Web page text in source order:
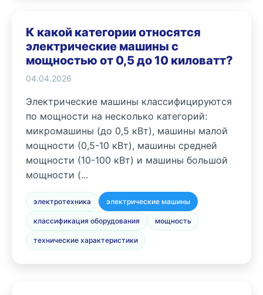
К какой категории относятся
электрические машины с
мощностью от 0,5 до 10 киловатт?
04.04.2026
Электрические машины классифицируются
по мощности на несколько категорий:
микромашины (до 0,5 кВт), машины малой
мощности (0,5-10 кВт), машины средней
мощности (10-100 кВт) и машины большой
мощности (...
электротехника электрические машины
классификация оборудования мощность
технические характеристики